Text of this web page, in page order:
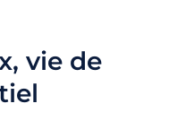
vie de